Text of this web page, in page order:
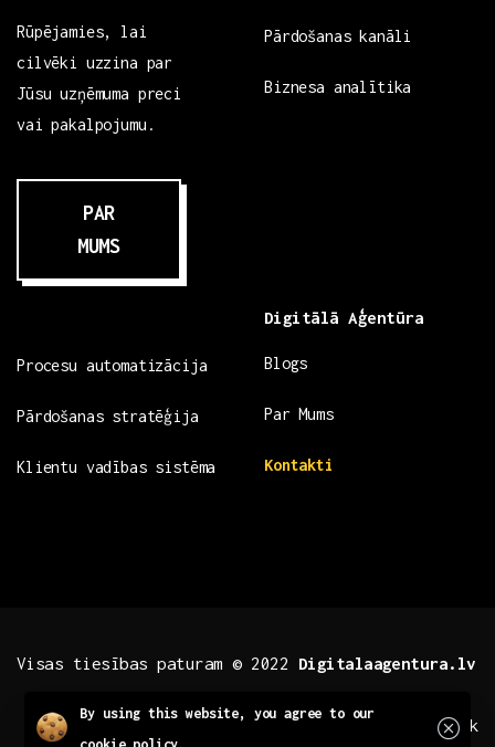
Rūpējamies, lai
cilvēki uzzina par
Jūsu uzņēmuma preci
vai pakalpojumu.
PAR
MUMS
Pārdošanas kanāli
Biznesa analītika
Procesu automatizācija
Pārdošanas stratēģija
Klientu vadības sistēma
Digitālā Aģentūra
Blogs
Par Mums
Kontakti
Visas tiesības paturam © 2022 Digitalaagentura.lv
.fb .insta .tiktok
By using this website, you agree to our
Close